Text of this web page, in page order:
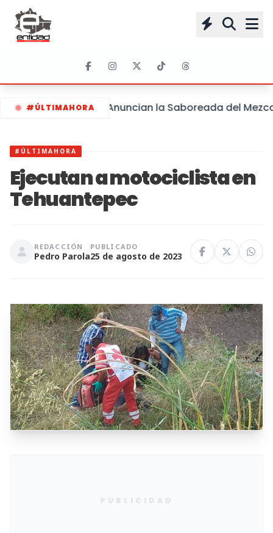
#ÚLTIMAHORA Anuncian la Saboreada del
#ÚLTIMAHORA
Ejecutan a motociclista en
Tehuantepec
REDACCIÓN
Pedro Parola
PUBLICADO
25 de agosto de 2023